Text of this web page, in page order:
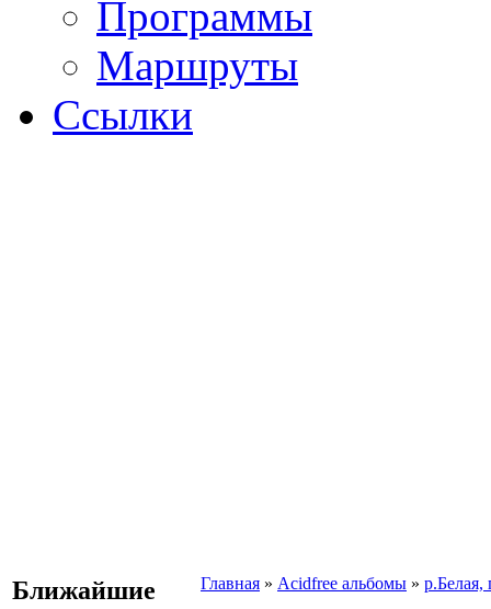
Программы
Маршруты
Ссылки
Ближайшие Главная » Acidfree альбомы »